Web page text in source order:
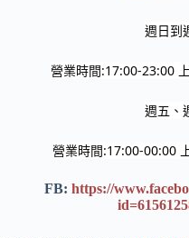
週日到
營業時間:17:00-23:00
週五、
營業時間:17:00-00:00
FB:https://